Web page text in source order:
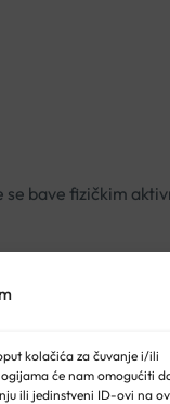
kolačića za čuvanje i/ili
će nam omogućiti
ili jedinstveni ID-ovi na
bave fizičkim